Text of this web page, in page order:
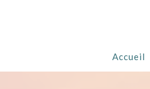
Accueil